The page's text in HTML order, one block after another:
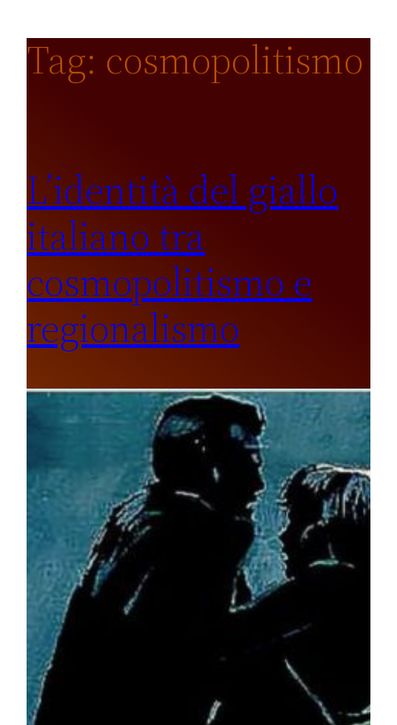
Tag: cosmopolitismo
L’identità del giallo
italiano tra
cosmopolitismo e
regionalismo